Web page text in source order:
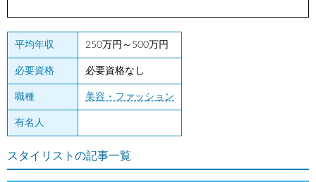
平均年収 250万円～500万円
必要資格 必要資格なし
職種 美容・ファッション
有名人
スタイリストの記事一覧